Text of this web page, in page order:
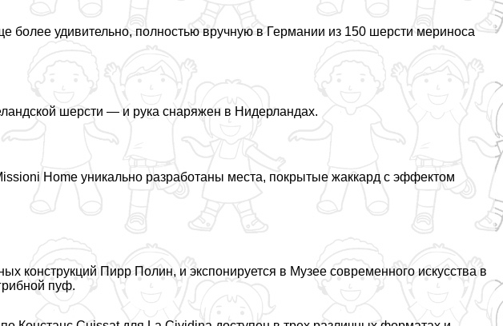
более удивительно, полностью вручную в Германии из 150 шерсти мериноса
шерсти — и рука снаряжен в Нидерландах.
Home уникально разработаны места, покрытые жаккард с эффектом
конструкций Пирр Полин, и экспонируется в Музее современного искусства в
пуф.